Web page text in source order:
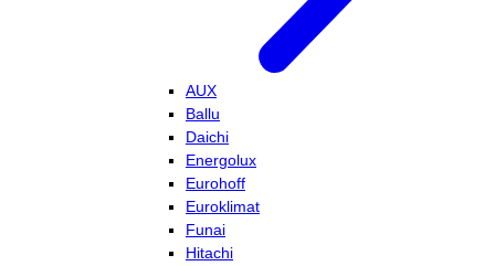
AUX
Ballu
Daichi
Energolux
Eurohoff
Euroklimat
Funai
Hitachi